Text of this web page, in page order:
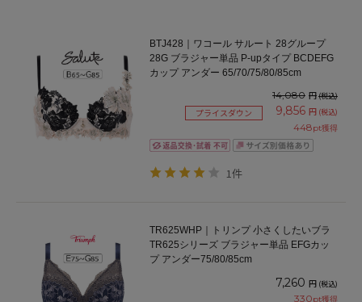
BTJ428｜ワコール サルート 28グループ
28G ブラジャー単品 P-upタイプ BCDEFG
カップ アンダー 65/70/75/80/85cm
14,080 円(税込)
プライスダウン 9,856 円 (税込)
448pt獲得
1件
TR625WHP｜トリンプ 小さくしたいブラ
TR625シリーズ ブラジャー単品 EFGカッ
プ アンダー75/80/85cm
7,260 円 (税込)
330pt獲得